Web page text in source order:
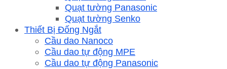
Quạt tường Panasonic
Quạt tường Senko
Thiết Bị Đống Ngắt
Cầu dao Nanoco
Cầu dao tự động MPE
Cầu dao tự động Panasonic